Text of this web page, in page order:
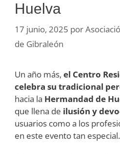
Huelva
17 junio, 2025 por
de Gibraleón
Un año más, el Centro
celebra su tradicional
hacia la Hermandad de
que llena de ilusión y
usuarios como a los
en este evento tan especial.